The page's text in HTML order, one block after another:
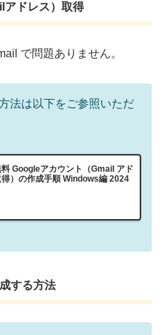
ドレス）取得
で問題ありません。
法は以下をご参照いただ
Googleアカウント（Gmail アド
得）の作成手順 Windows編 2024
する方法